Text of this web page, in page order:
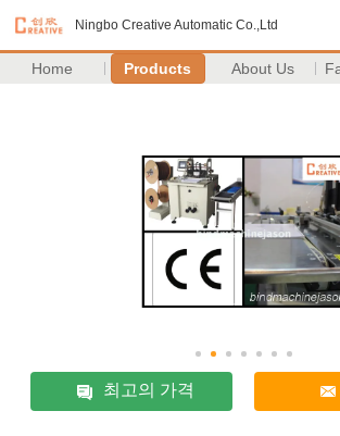
Ningbo Creative Automatic Co.,Ltd
Home Products About Us
최고의 가격